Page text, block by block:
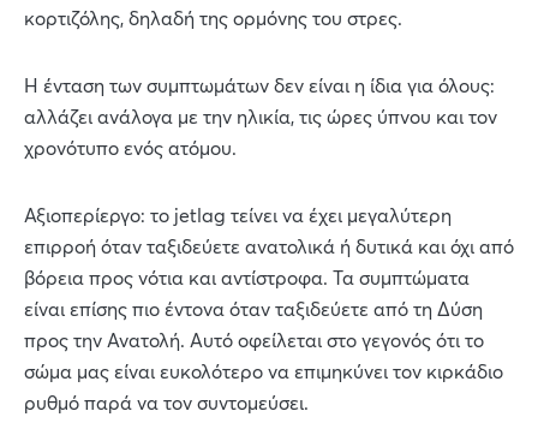
κορτιζόλης, δηλαδή της ορμόνης του στρες.
Η ένταση των συμπτωμάτων δεν είναι η ίδια για όλους:
αλλάζει ανάλογα με την ηλικία, τις ώρες ύπνου και τον
χρονότυπο ενός ατόμου.
Αξιοπερίεργο: το jetlag τείνει να έχει μεγαλύτερη
επιρροή όταν ταξιδεύετε ανατολικά ή δυτικά και όχι από
βόρεια προς νότια και αντίστροφα. Τα συμπτώματα
είναι επίσης πιο έντονα όταν ταξιδεύετε από τη Δύση
προς την Ανατολή. Αυτό οφείλεται στο γεγονός ότι το
σώμα μας είναι ευκολότερο να επιμηκύνει τον κιρκάδιο
ρυθμό παρά να τον συντομεύσει.